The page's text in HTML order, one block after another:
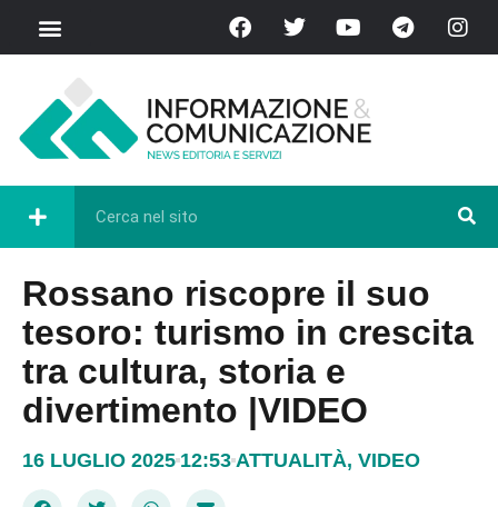
Rossano riscopre il suo
tesoro: turismo in crescita
tra cultura, storia e
divertimento |VIDEO
16 LUGLIO 2025 12:53 ATTUALITÀ, VIDEO